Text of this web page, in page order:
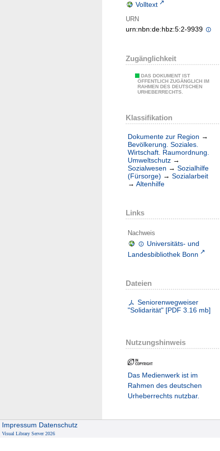
Volltext
URN
urn:nbn:de:hbz:5:2-9939
Zugänglichkeit
DAS DOKUMENT IST
ÖFFENTLICH ZUGÄNGLICH IM
RAHMEN DES DEUTSCHEN
URHEBERRECHTS.
Klassifikation
Dokumente zur Region →
Bevölkerung. Soziales.
Wirtschaft. Raumordnung.
Umweltschutz →
Sozialwesen → Sozialhilfe
(Fürsorge) → Sozialarbeit
→ Altenhilfe
Links
Nachweis
Universitäts- und
Landesbibliothek Bonn
Dateien
Seniorenwegweiser
"Solidarität" [PDF 3.16 mb]
Nutzungshinweis
Das Medienwerk ist im
Rahmen des deutschen
Urheberrechts nutzbar.
Impressum Datenschutz
Visual Library Server 2026